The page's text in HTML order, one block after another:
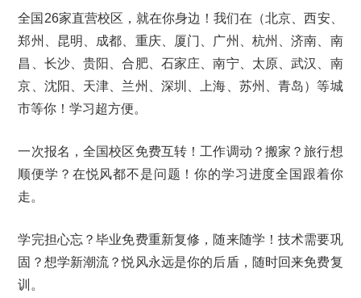
全国26家直营校区，就在你身边！我们在（北京、西安、
郑州、昆明、成都、重庆、厦门、广州、杭州、济南、南
昌、长沙、贵阳、合肥、石家庄、南宁、太原、武汉、南
京、沈阳、天津、兰州、深圳、上海、苏州、青岛）等城
市等你！学习超方便。
一次报名，全国校区免费互转！工作调动？搬家？旅行想
顺便学？在悦风都不是问题！你的学习进度全国跟着你
走。
学完担心忘？毕业免费重新复修，随来随学！技术需要巩
固？想学新潮流？悦风永远是你的后盾，随时回来免费复
训。